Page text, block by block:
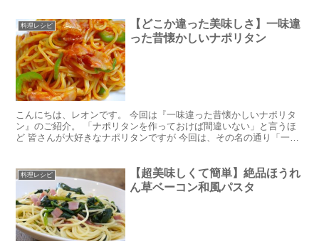
料理レシピ
【どこか違った美味しさ】一味違
った昔懐かしいナポリタン
こんにちは、レオンです。 今回は『一味違った昔懐かしいナポリタ
ン』のご紹介。 「ナポリタンを作っておけば間違いない」と言うほ
ど 皆さんが大好きなナポリタンですが 今回は、その名の通り「一味
料理レシピ
【超美味しくて簡単】絶品ほうれ
ん草ベーコン和風パスタ